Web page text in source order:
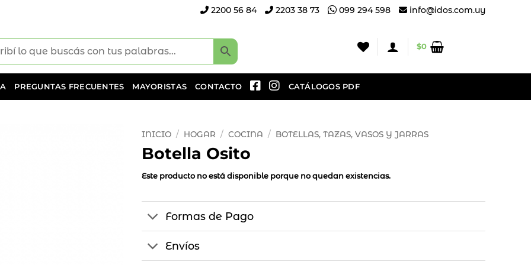
2200 56 84 2203 38 73 099 294 598 info@idos.com.uy
$0
PREGUNTAS FRECUENTES MAYORISTAS CONTACTO CATÁLOGOS PDF
INICIO / HOGAR / COCINA / BOTELLAS, TAZAS, VASOS Y JARRAS
Botella Osito
Este producto no está disponible porque no quedan existencias.
Formas de Pago
Envíos